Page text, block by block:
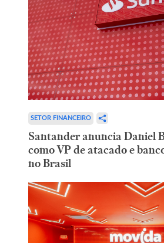
SETOR FINANCEIRO
Santander anuncia Daniel
como VP de atacado e
no Brasil